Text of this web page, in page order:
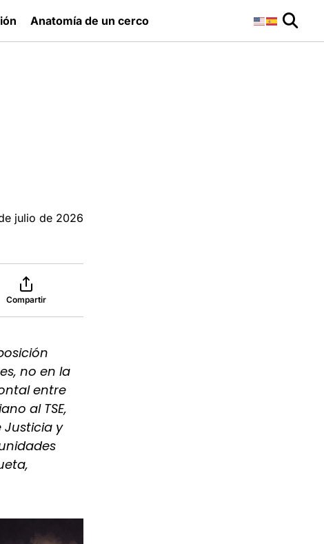
Anatomía de un cerco
julio de 2026
Compartir
no en la
entre
al TSE,
Justicia y